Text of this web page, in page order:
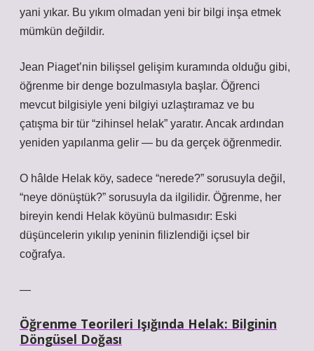
yani yıkar. Bu yıkım olmadan yeni bir bilgi inşa etmek
mümkün değildir.
Jean Piaget’nin bilişsel gelişim kuramında olduğu gibi,
öğrenme bir denge bozulmasıyla başlar. Öğrenci
mevcut bilgisiyle yeni bilgiyi uzlaştıramaz ve bu
çatışma bir tür “zihinsel helak” yaratır. Ancak ardından
yeniden yapılanma gelir — bu da gerçek öğrenmedir.
O hâlde Helak köy, sadece “nerede?” sorusuyla değil,
“neye dönüştük?” sorusuyla da ilgilidir. Öğrenme, her
bireyin kendi Helak köyünü bulmasıdır: Eski
düşüncelerin yıkılıp yeninin filizlendiği içsel bir
coğrafya.
—
Öğrenme Teorileri Işığında Helak: Bilginin
Döngüsel Doğası